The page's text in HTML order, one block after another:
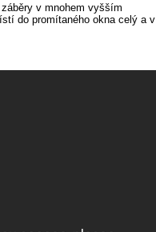
v mnohem vyšším
do promítaného okna celý a v